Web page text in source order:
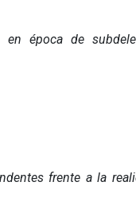
época de
frente a la